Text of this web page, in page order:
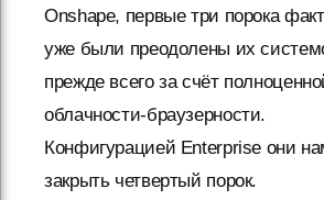
Onshape, первые три порока
уже были преодолены их
прежде всего за счёт
облачности-браузерности.
Конфигурацией Enterprise они
закрыть четвертый порок.